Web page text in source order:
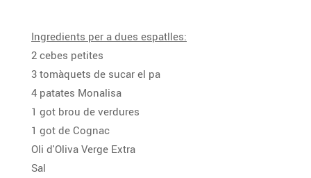
Ingredients per a dues espatlles:
2 cebes petites
3 tomàquets de sucar el pa
4 patates Monalisa
1 got brou de verdures
1 got de Cognac
Oli d'Oliva Verge Extra
Sal